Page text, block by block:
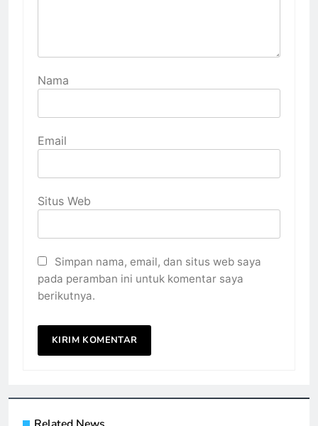
Nama
Email
Situs Web
Simpan nama, email, dan situs web saya
pada peramban ini untuk komentar saya
berikutnya.